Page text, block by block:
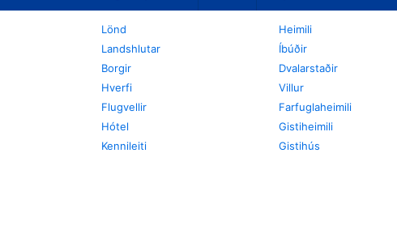
Lönd
Landshlutar
Borgir
Hverfi
Flugvellir
Hótel
Kennileiti
Heimili
Íbúðir
Dvalarstaðir
Villur
Farfuglaheimili
Gistiheimili
Gistihús